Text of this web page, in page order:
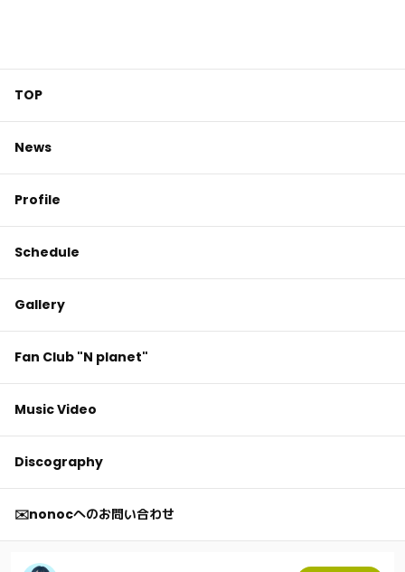
TOP
News
Profile
Schedule
Gallery
Fan Club "N planet"
Music Video
Discography
✉️nonocへのお問い合わせ